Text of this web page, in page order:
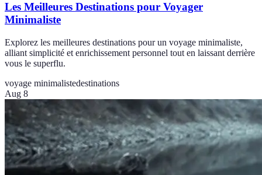
Les Meilleures Destinations pour Voyager
Minimaliste
Explorez les meilleures destinations pour un voyage minimaliste,
alliant simplicité et enrichissement personnel tout en laissant derrière
vous le superflu.
voyage minimalistedestinations
Aug 8